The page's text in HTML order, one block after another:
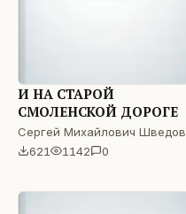
И НА СТАРОЙ
СМОЛЕНСКОЙ ДОРОГЕ
Сергей Михайлович Шведов
621
1142 0